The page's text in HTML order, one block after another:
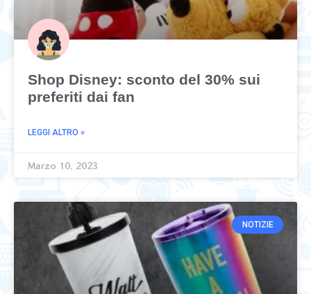
Shop Disney: sconto del 30% sui
preferiti dai fan
LEGGI ALTRO »
Marzo 10, 2023
NOTIZIE